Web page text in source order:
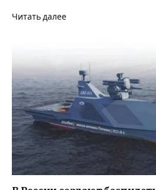
Читать далее